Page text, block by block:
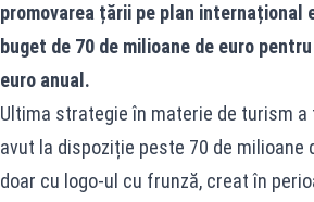
promovarea țării pe plan
buget de 70 de milioane de euro
euro anual.
Ultima strategie în materie de turism a
avut la dispoziție peste 70 de
doar cu logo-ul cu frunză, creat în